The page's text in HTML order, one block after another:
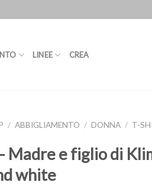
LINEE CREA
/ ABBIGLIAMENTO / DONNA / T-
Madre e figlio di
white